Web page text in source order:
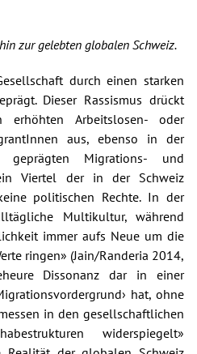
zur gelebten globalen Schweiz.
durch einen starken
Dieser Rassismus drückt
Arbeitslosen- oder
aus, ebenso in der
geprägten Migrations- und
Viertel der in der Schweiz
politischen Rechte. In der
Multikultur, während
immer aufs Neue um die
ringen» (Jain/Randeria 2014,
Dissonanz dar in einer
hat, ohne
in den gesellschaftlichen
widerspiegelt»